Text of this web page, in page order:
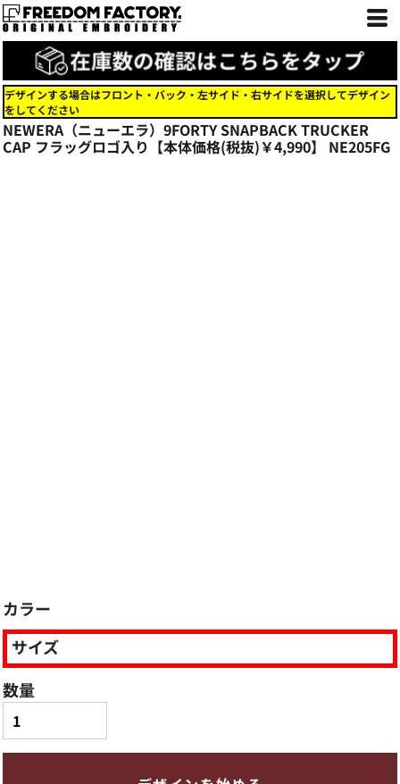
デザインする場合はフロント・バック・左サイド・右サイドを選択してデザイン
をしてください
NEWERA（ニューエラ）9FORTY SNAPBACK TRUCKER
CAP フラッグロゴ入り【本体価格(税抜)￥4,990】 NE205FG
カラー
サイズ
数量